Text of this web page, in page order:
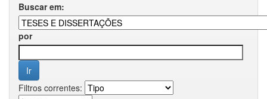
Buscar em:
por
Filtros correntes: